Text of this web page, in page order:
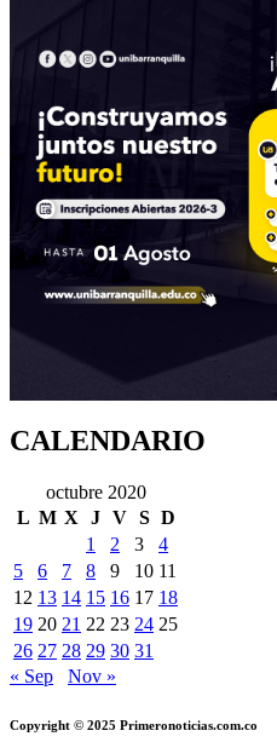
CALENDARIO
octubre 2020
L M X J V S D
1
2 3
4
5
6 7 8 9 10 11
12 13 14 15 16 17 18
19 20 21 22 23 24 25
26 27 28 29 30 31
« Sep
Nov »
Copyright © 2025 Primeronoticias.com.co